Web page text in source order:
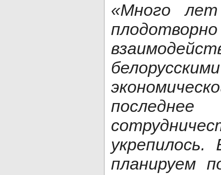
«Много
плодотворно
планируем